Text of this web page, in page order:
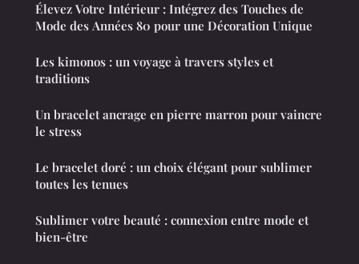
Élevez Votre Intérieur : Intégrez des Touches de
Mode des Années 80 pour une Décoration Unique
Les kimonos : un voyage à travers styles et
traditions
Un bracelet ancrage en pierre marron pour vaincre
le stress
Le bracelet doré : un choix élégant pour sublimer
toutes les tenues
Sublimer votre beauté : connexion entre mode et
bien-être